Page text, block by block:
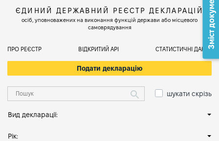
ЄДИНИЙ ДЕРЖАВНИЙ РЕЄСТР ДЕКЛАРАЦІЙ
осіб, уповноважених на виконання функцій держави або місцевого
самоврядування
ПРО РЕЄСТР ВІДКРИТИЙ АРІ СТАТИСТИЧНІ ДАНІ
Подати декларацію
шукати скрізь
Вид декларації:
Рік:
Зміст документа